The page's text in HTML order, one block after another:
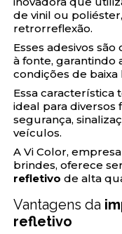
de vinil ou
retrorreflexão.
Esses adesivos
à fonte, garantindo
condições de
Essa característica
ideal para diversos
segurança,
veículos.
A Vi Color,
brindes, oferece
refletivo de alta
Vantagens da
refletivo